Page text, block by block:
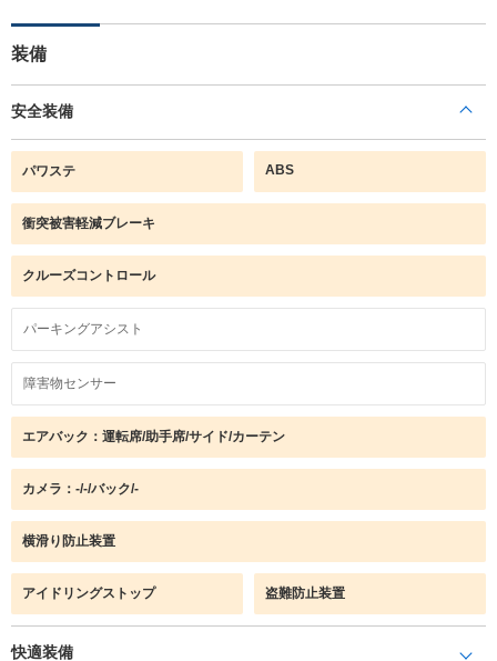
装備
安全装備
パワステ ABS
衝突被害軽減ブレーキ
クルーズコントロール
パーキングアシスト
障害物センサー
エアバック：運転席/助手席/サイド/カーテン
カメラ：-/-/バック/-
横滑り防止装置
アイドリングストップ 盗難防止装置
快適装備